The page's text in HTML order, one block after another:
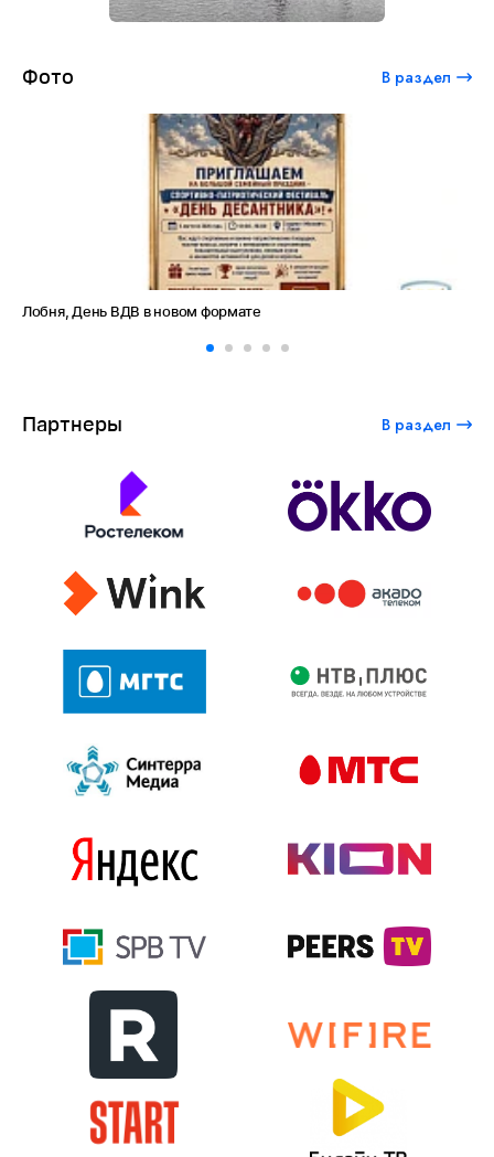
Фото В раздел
Лобня, День ВДВ в новом формате
Партнеры В раздел